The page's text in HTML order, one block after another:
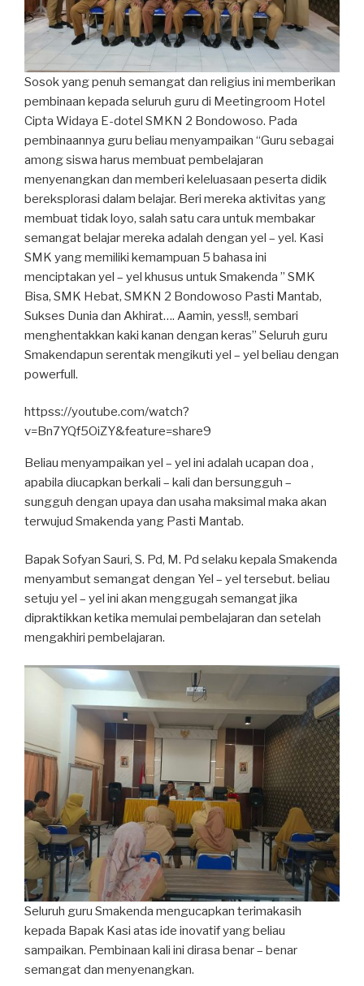
Sosok yang penuh semangat dan religius ini memberikan
pembinaan kepada seluruh guru di Meetingroom Hotel
Cipta Widaya E-dotel SMKN 2 Bondowoso. Pada
pembinaannya guru beliau menyampaikan “Guru sebagai
among siswa harus membuat pembelajaran
menyenangkan dan memberi keleluasaan peserta didik
bereksplorasi dalam belajar. Beri mereka aktivitas yang
membuat tidak loyo, salah satu cara untuk membakar
semangat belajar mereka adalah dengan yel – yel. Kasi
SMK yang memiliki kemampuan 5 bahasa ini
menciptakan yel – yel khusus untuk Smakenda ” SMK
Bisa, SMK Hebat, SMKN 2 Bondowoso Pasti Mantab,
Sukses Dunia dan Akhirat…. Aamin, yess!!, sembari
menghentakkan kaki kanan dengan keras” Seluruh guru
Smakendapun serentak mengikuti yel – yel beliau dengan
powerfull.
httpss://youtube.com/watch?
v=Bn7YQf5OiZY&feature=share9
Beliau menyampaikan yel – yel ini adalah ucapan doa ,
apabila diucapkan berkali – kali dan bersungguh –
sungguh dengan upaya dan usaha maksimal maka akan
terwujud Smakenda yang Pasti Mantab.
Bapak Sofyan Sauri, S. Pd, M. Pd selaku kepala Smakenda
menyambut semangat dengan Yel – yel tersebut. beliau
setuju yel – yel ini akan menggugah semangat jika
dipraktikkan ketika memulai pembelajaran dan setelah
mengakhiri pembelajaran.
Seluruh guru Smakenda mengucapkan terimakasih
kepada Bapak Kasi atas ide inovatif yang beliau
sampaikan. Pembinaan kali ini dirasa benar – benar
semangat dan menyenangkan.